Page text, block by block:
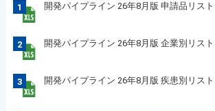
1 開発パイプライン 26年8月版 申請品リスト
2 開発パイプライン 26年8月版 企業別リスト
3 開発パイプライン 26年8月版 疾患別リスト